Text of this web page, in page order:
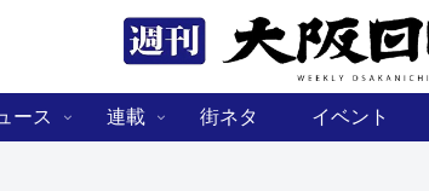
ース 連載 街ネタ イベント